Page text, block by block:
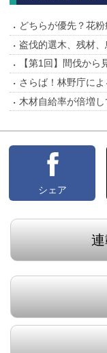
どちらが優先？花
盗伐的選木、残材
【第1回】間伐か
さらば！林野庁によ
木材自給率が倍増
シェア